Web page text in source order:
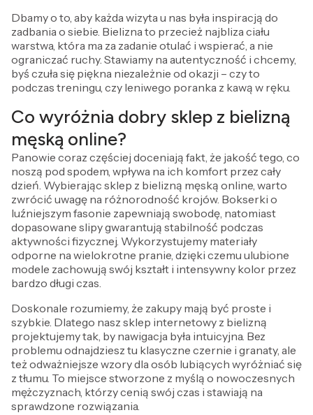
Dbamy o to, aby każda wizyta u nas była inspiracją do
zadbania o siebie. Bielizna to przecież najbliza ciału
warstwa, która ma za zadanie otulać i wspierać, a nie
ograniczać ruchy. Stawiamy na autentyczność i chcemy,
byś czuła się piękna niezależnie od okazji – czy to
podczas treningu, czy leniwego poranka z kawą w ręku.
Co wyróżnia dobry sklep z bielizną
męską online?
Panowie coraz częściej doceniają fakt, że jakość tego, co
noszą pod spodem, wpływa na ich komfort przez cały
dzień. Wybierając sklep z bielizną męską online, warto
zwrócić uwagę na różnorodność krojów. Bokserki o
luźniejszym fasonie zapewniają swobodę, natomiast
dopasowane slipy gwarantują stabilność podczas
aktywności fizycznej. Wykorzystujemy materiały
odporne na wielokrotne pranie, dzięki czemu ulubione
modele zachowują swój kształt i intensywny kolor przez
bardzo długi czas.
Doskonale rozumiemy, że zakupy mają być proste i
szybkie. Dlatego nasz sklep internetowy z bielizną
projektujemy tak, by nawigacja była intuicyjna. Bez
problemu odnajdziesz tu klasyczne czernie i granaty, ale
też odważniejsze wzory dla osób lubiących wyróżniać się
z tłumu. To miejsce stworzone z myślą o nowoczesnych
mężczyznach, którzy cenią swój czas i stawiają na
sprawdzone rozwiązania.